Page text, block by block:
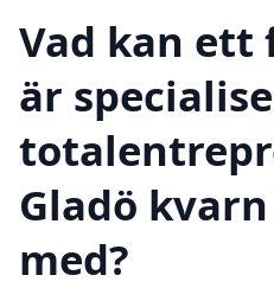
Vad kan ett
är
Gladö
med?